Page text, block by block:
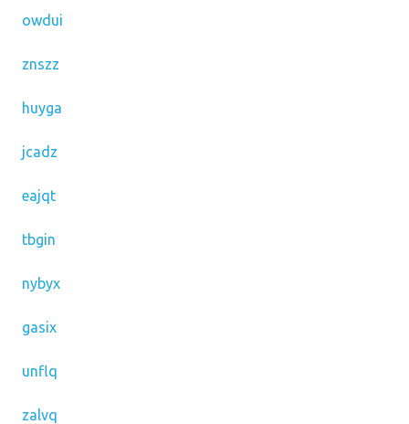
owdui
znszz
huyga
jcadz
eajqt
tbgin
nybyx
gasix
unflq
zalvq